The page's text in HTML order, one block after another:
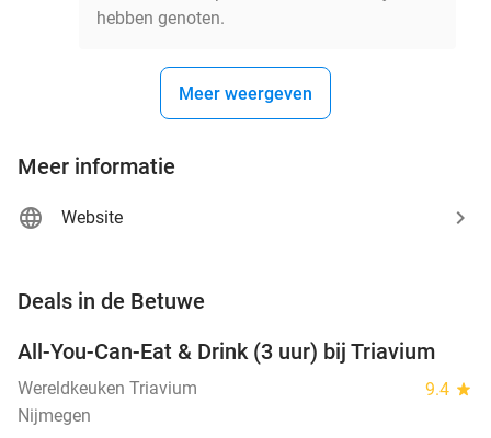
hebben genoten.
Meer weergeven
Meer informatie
Website
Deals in de Betuwe
21%
All-You-Can-Eat & Drink (3 uur) bij Triavium
Wereldkeuken Triavium 9.4 star
Nijmegen